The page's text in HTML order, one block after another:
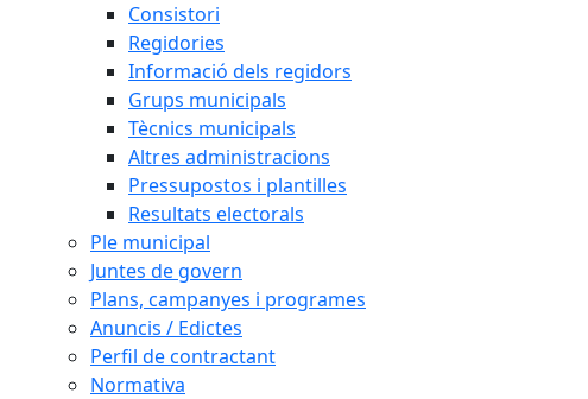
Consistori
Regidories
Informació dels regidors
Grups municipals
Tècnics municipals
Altres administracions
Pressupostos i plantilles
Resultats electorals
Ple municipal
Juntes de govern
Plans, campanyes i programes
Anuncis / Edictes
Perfil de contractant
Normativa